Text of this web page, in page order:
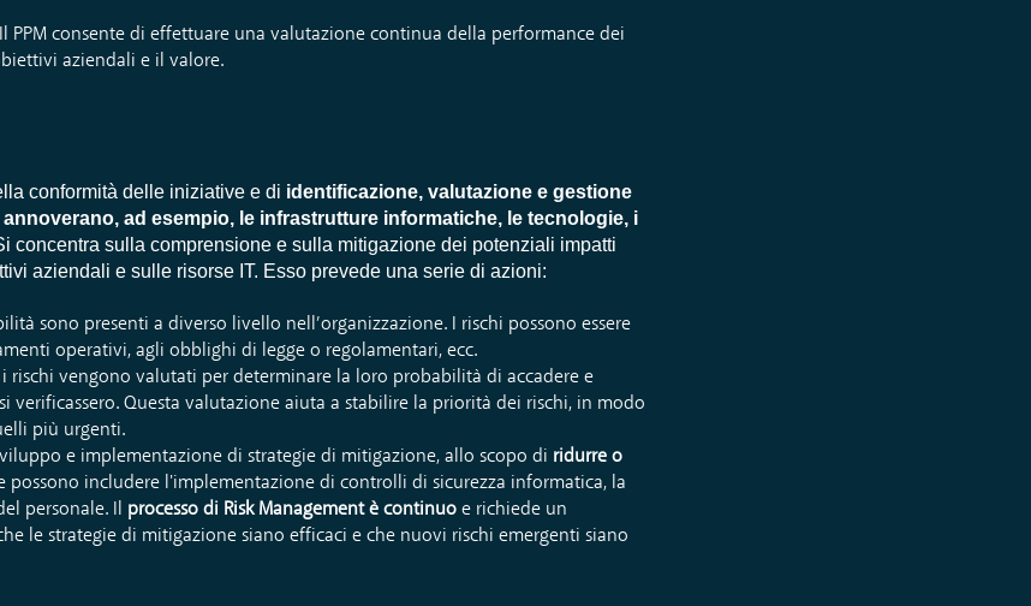
PPM consente di effettuare una valutazione continua della performance dei
aziendali e il valore.
conformità delle iniziative e di identificazione, valutazione e gestione
ad esempio, le infrastrutture informatiche, le tecnologie, i
concentra sulla comprensione e sulla mitigazione dei potenziali impatti
aziendali e sulle risorse IT. Esso prevede una serie di azioni:
sono presenti a diverso livello nell’organizzazione. I rischi possono essere
operativi, agli obblighi di legge o regolamentari, ecc.
rischi vengono valutati per determinare la loro probabilità di accadere e
verificassero. Questa valutazione aiuta a stabilire la priorità dei rischi, in modo
più urgenti.
e implementazione di strategie di mitigazione, allo scopo di ridurre o
possono includere l'implementazione di controlli di sicurezza informatica, la
personale. Il processo di Risk Management è continuo e richiede un
le strategie di mitigazione siano efficaci e che nuovi rischi emergenti siano